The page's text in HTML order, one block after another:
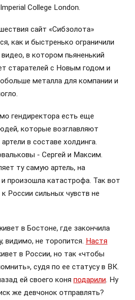
College London.
сайт «Сибзолота»
как и быстренько ограничили
в котором пьяненький
старателей с Новым годом и
металла для компании и
гендиректора есть еще
которые возглавляют
в составе холдинга.
- Сергей и Максим.
ту самую артель, на
произошла катастрофа. Так вот
России сильных чувств не
в Бостоне, где закончила
видимо, не торопится. Настя
в России, но так «чтобы
судя по ее статусу в ВК.
ей своего коня подарили. Ну
же девчонок отправлять?